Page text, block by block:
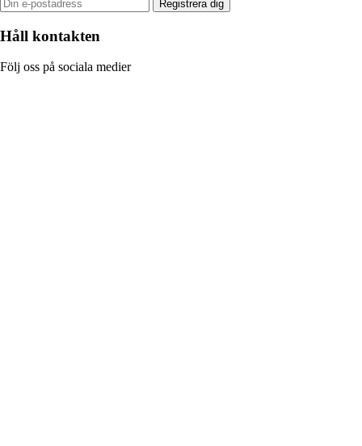
Registrera dig
Håll kontakten
Följ oss på sociala medier